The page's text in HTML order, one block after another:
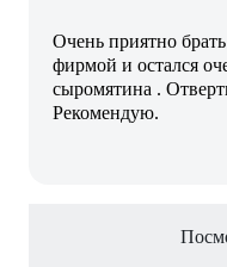
Очень приятно
фирмой и остался
сыромятина .
Рекомендую.